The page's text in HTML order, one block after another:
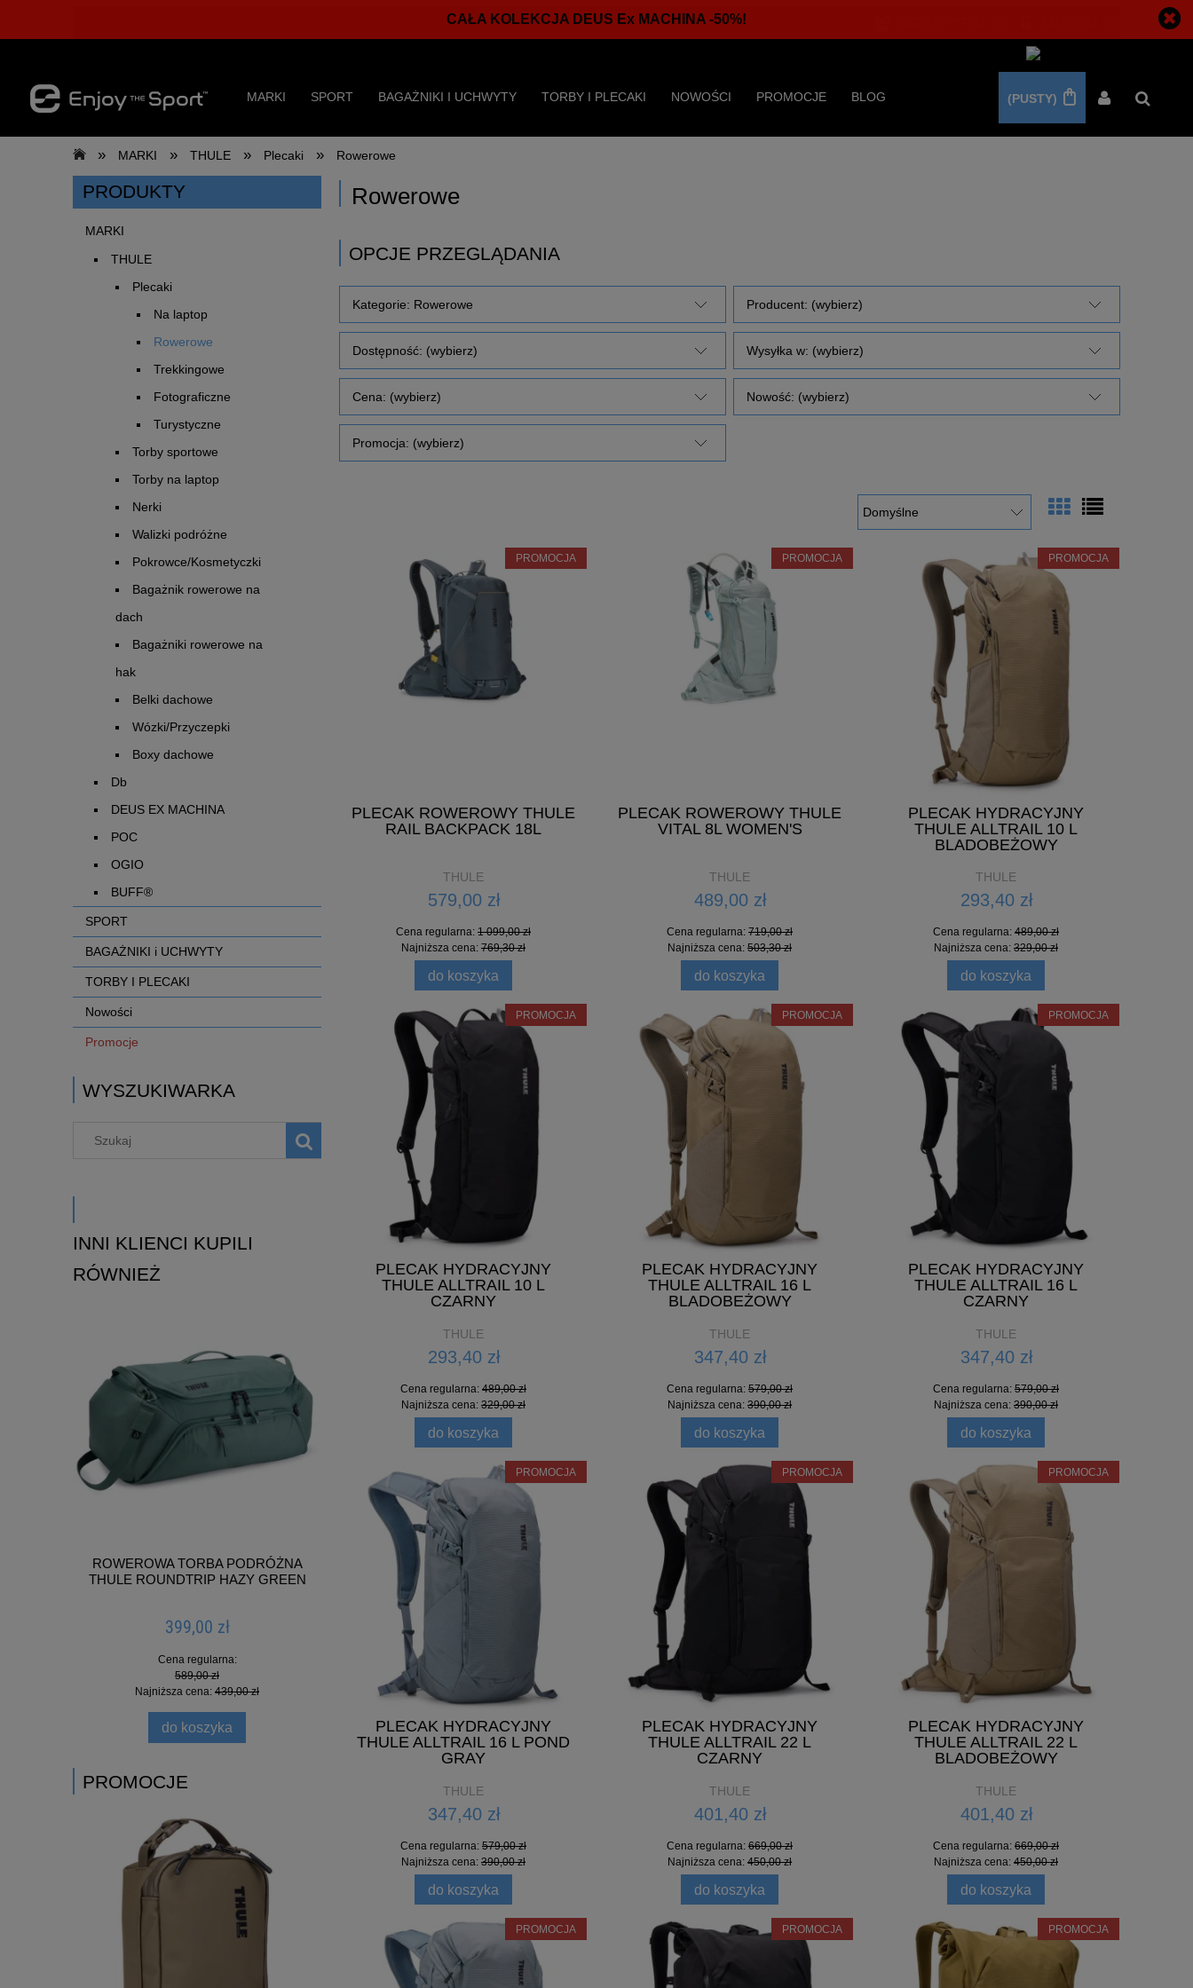
CAŁA KOLEKCJA DEUS Ex MACHINA -50%!
(PUSTY)
MARKI SPORT BAGAŻNIKI I UCHWYTY TORBY I PLECAKI NOWOŚCI PROMOCJE BLOG
» MARKI » THULE » Plecaki » Rowerowe
PRODUKTY
MARKI
THULE
Plecaki
Na laptop
Rowerowe
Trekkingowe
Fotograficzne
Turystyczne
Torby sportowe
Torby na laptop
Nerki
Walizki podróżne
Pokrowce/Kosmetyczki
Bagażnik rowerowe na
dach
Bagażniki rowerowe na
hak
Belki dachowe
Wózki/Przyczepki
Boxy dachowe
Db
DEUS EX MACHINA
POC
OGIO
BUFF®
SPORT
BAGAŻNIKI i UCHWYTY
TORBY I PLECAKI
Nowości
Promocje
WYSZUKIWARKA
INNI KLIENCI KUPILI
RÓWNIEŻ
ROWEROWA TORBA PODRÓŻNA
THULE ROUNDTRIP HAZY GREEN
399,00 zł
Cena regularna:
589,00 zł
Najniższa cena: 439,00 zł
do koszyka
ROWEROWA TORBA PODRÓŻNA
THULE ROUNDTRIP POND GRAY
589,00 zł
Najniższa cena:
439,00 zł
do koszyka
ROWEROWA TORBA PODRÓŻNA
THULE ROUNDTRIP DEEP KHAKI
Najniższa cena:439,00 zł
do koszyka
PLECAK ROWEROWY THULE
679,00 zł
Najniższa cena:450,00 zł
do koszyka
PROMOCJE
Rowerowe
OPCJE PRZEGLĄDANIA
Kategorie: Rowerowe Producent: (wybierz)
Dostępność: (wybierz) Wysyłka w: (wybierz)
Cena: (wybierz) Nowość: (wybierz)
Promocja: (wybierz)
PLECAK ROWEROWY THULE
RAIL BACKPACK 18L
THULE
579,00 zł
Cena regularna: 1 099,00 zł
Najniższa cena: 769,30 zł
do koszyka
PROMOCJA
PLECAK ROWEROWY THULE
VITAL 8L WOMEN'S
THULE
489,00 zł
Cena regularna: 719,00 zł
Najniższa cena: 503,30 zł
do koszyka
PROMOCJA
PLECAK HYDRACYJNY
THULE ALLTRAIL 10 L
BLADOBEŻOWY
THULE
293,40 zł
Cena regularna: 489,00 zł
Najniższa cena: 329,00 zł
do koszyka
PROMOCJA
PLECAK HYDRACYJNY
THULE ALLTRAIL 10 L
CZARNY
THULE
293,40 zł
Cena regularna: 489,00 zł
Najniższa cena: 329,00 zł
do koszyka
PROMOCJA
PLECAK HYDRACYJNY
THULE ALLTRAIL 16 L
BLADOBEŻOWY
THULE
347,40 zł
Cena regularna: 579,00 zł
Najniższa cena: 390,00 zł
do koszyka
PROMOCJA
PLECAK HYDRACYJNY
THULE ALLTRAIL 16 L
CZARNY
THULE
347,40 zł
Cena regularna: 579,00 zł
Najniższa cena: 390,00 zł
do koszyka
PROMOCJA
PLECAK HYDRACYJNY
THULE ALLTRAIL 16 L POND
GRAY
THULE
347,40 zł
Cena regularna: 579,00 zł
Najniższa cena: 390,00 zł
do koszyka
PROMOCJA
PLECAK HYDRACYJNY
THULE ALLTRAIL 22 L
CZARNY
THULE
401,40 zł
Cena regularna: 669,00 zł
Najniższa cena: 450,00 zł
do koszyka
PROMOCJA
PLECAK HYDRACYJNY
THULE ALLTRAIL 22 L
BLADOBEŻOWY
THULE
401,40 zł
Cena regularna: 669,00 zł
Najniższa cena: 450,00 zł
do koszyka
PROMOCJA
PROMOCJA PROMOCJA PROMOCJA